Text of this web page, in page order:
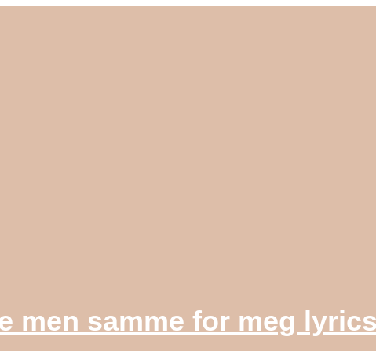
men samme for meg